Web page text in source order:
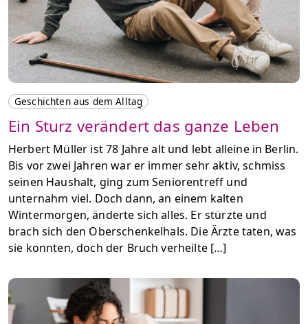
Geschichten aus dem Alltag
Ein Sturz verändert das ganze Leben
Herbert Müller ist 78 Jahre alt und lebt alleine in Berlin.
Bis vor zwei Jahren war er immer sehr aktiv, schmiss
seinen Haushalt, ging zum Seniorentreff und
unternahm viel. Doch dann, an einem kalten
Wintermorgen, änderte sich alles. Er stürzte und
brach sich den Oberschenkelhals. Die Ärzte taten, was
sie konnten, doch der Bruch verheilte […]